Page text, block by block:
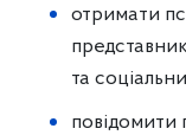
отримати
та
повідомити